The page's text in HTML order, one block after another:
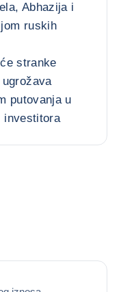
Abhazija i
ruskih
stranke
putovanja u
investitora